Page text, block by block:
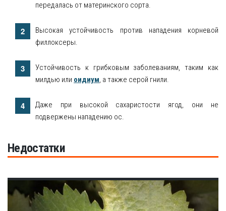
передалась от материнского сорта.
Высокая устойчивость против нападения корневой
филлоксеры.
Устойчивость к грибковым заболеваниям, таким как
милдью или оидиум, а также серой гнили.
Даже при высокой сахаристости ягод, они не
подвержены нападению ос.
Недостатки